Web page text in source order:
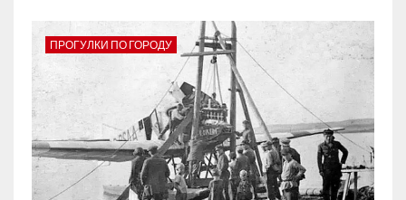
ПРОГУЛКИ ПО ГОРОДУ